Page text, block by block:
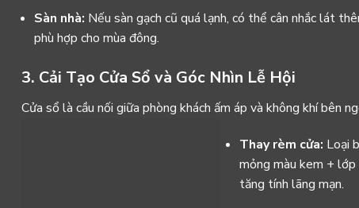
Sàn nhà: Nếu sàn gạch cũ quá lạnh, có thể cân nhắc lát
phù hợp cho mùa đông.
3. Cải Tạo Cửa Sổ và Góc Nhìn Lễ Hội
Cửa sổ là cầu nối giữa phòng khách ấm áp và không khí bên
Thay rèm cửa: Loại
mỏng màu kem + lớp
tăng tính lãng mạn.